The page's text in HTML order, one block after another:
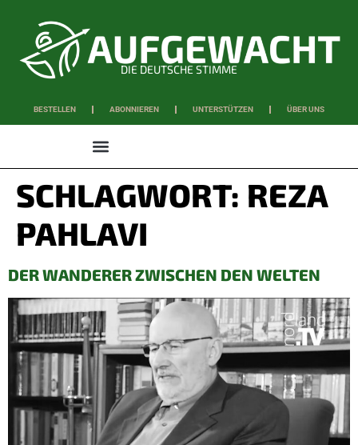
DIE DEUTSCHE STIMME
BESTELLEN ABONNIEREN UNTERSTÜTZEN ÜBER UNS
SCHLAGWORT: REZA
PAHLAVI
DER WANDERER ZWISCHEN DEN WELTEN